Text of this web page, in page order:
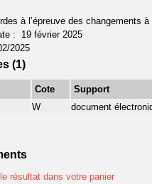
à l’épreuve des changements à
: 19 février 2025
2025
(1)
Cote Support
W document
résultat dans votre panier